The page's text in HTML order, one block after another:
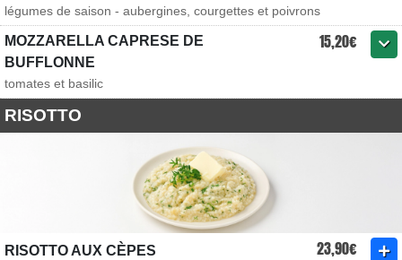
légumes de saison - aubergines, courgettes et poivrons
MOZZARELLA CAPRESE DE
BUFFLONNE
15,20€
tomates et basilic
RISOTTO
RISOTTO AUX CÈPES 23,90€